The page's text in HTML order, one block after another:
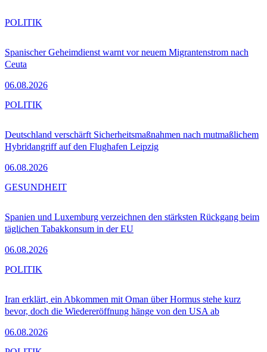
Spanischer Geheimdienst warnt vor neuem Migrantenstrom nach
Ceuta
06.08.2026
POLITIK
Deutschland verschärft Sicherheitsmaßnahmen nach mutmaßlichem
Hybridangriff auf den Flughafen Leipzig
06.08.2026
POLITIK
Spanien und Luxemburg verzeichnen den stärksten Rückgang beim
täglichen Tabakkonsum in der EU
06.08.2026
GESUNDHEIT
Iran erklärt, ein Abkommen mit Oman über Hormus stehe kurz
bevor, doch die Wiedereröffnung hänge von den USA ab
06.08.2026
POLITIK